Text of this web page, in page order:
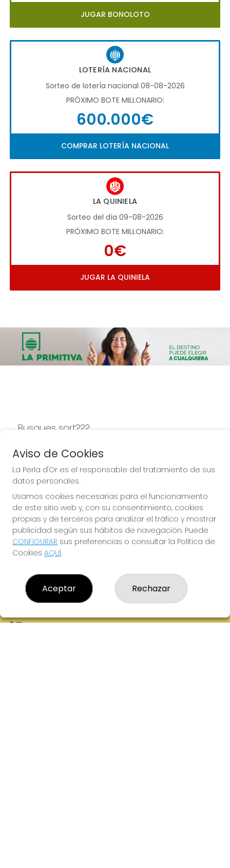
JUGAR BONOLOTO
LOTERÍA NACIONAL
Sorteo de loterÍa nacional 08-08-2026
PRÓXIMO BOTE MILLONARIO:
600.000€
COMPRAR LOTERÍA NACIONAL
LA QUINIELA
Sorteo del día 09-08-2026
PRÓXIMO BOTE MILLONARIO:
0€
JUGAR LA QUINIELA
Busques sort???
LA PERLA D'OR
LA PERLA D'OR
¿Quiénes somos?
Comprar lotería
Resultados
Contacto
Empresas
Registro
Aviso de Cookies
La Perla d'Or es el responsable del tratamiento de sus
datos personales.
Usamos cookies necesarias para el funcionamiento
de este sitio web y, con su consentimiento, cookies
propias y de terceros para analizar el tráfico y mostrar
publicidad según sus hábitos de navegación. Puede
CONFIGURAR sus preferencias o consultar la Política de
Cookies AQUÍ.
Aceptar Rechazar